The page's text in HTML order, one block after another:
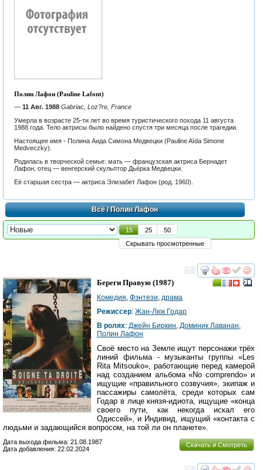
Полин Лафон (Pauline Lafont)
— 11 Авг. 1988 Gabriac, Loz?re, France
Умерла в возрасте 25-ти лет во время туристического похода 11 августа
1988 года. Тело актрисы было найдено спустя три месяца после трагедии.
Настоящее имя - Полина Аида Симона Медвецки (Pauline Aïda Simone
Medveczky).
Родилась в творческой семье: мать — французская актриса Бернадет
Лафон, отец — венгерский скульптор Дьёрка Медвецки.
Её старшая сестра — актриса Элизабет Лафон (род. 1960).
Всё/ Полин Лафон
15 25
50
Скрывать просмотренные
смотреть
Береги Правую (1987)
Комедия Фэнтези драма
Режиссер: Жан-Люк Годар
В ролях: Джейн Биркин Доминик Лаванан
Полин Лафон
Своё место на Земле ищут персонажи трёх
линий фильма - музыканты группы «Les
Rita Mitsouko», работающие перед камерой
над созданием альбома «No comprendo» и
ищущие «правильного созвучия», экипаж и
пассажиры самолёта, среди которых сам
Годар в лице князя-идиота, ищущие «конца
своего пути, как некогда искал его
Одиссей», и Индивид, ищущий «контакта с
людьми и задающийся вопросом, на той ли он планете».
Скачать и Смотреть
Дата выхода фильма: 21.08.1987
Дата добавления: 22.02.2024